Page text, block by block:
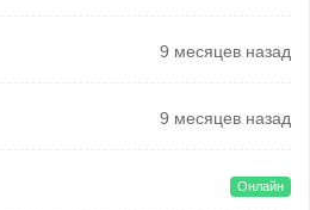
9 месяцев назад
9 месяцев назад
Онлайн